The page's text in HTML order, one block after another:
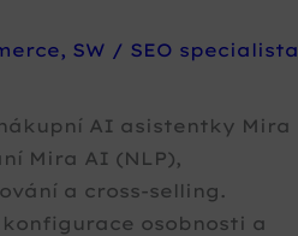
, SW / SEO specialista
AI asistentky Mira
Mira AI (NLP),
a cross-selling.
osobnosti a